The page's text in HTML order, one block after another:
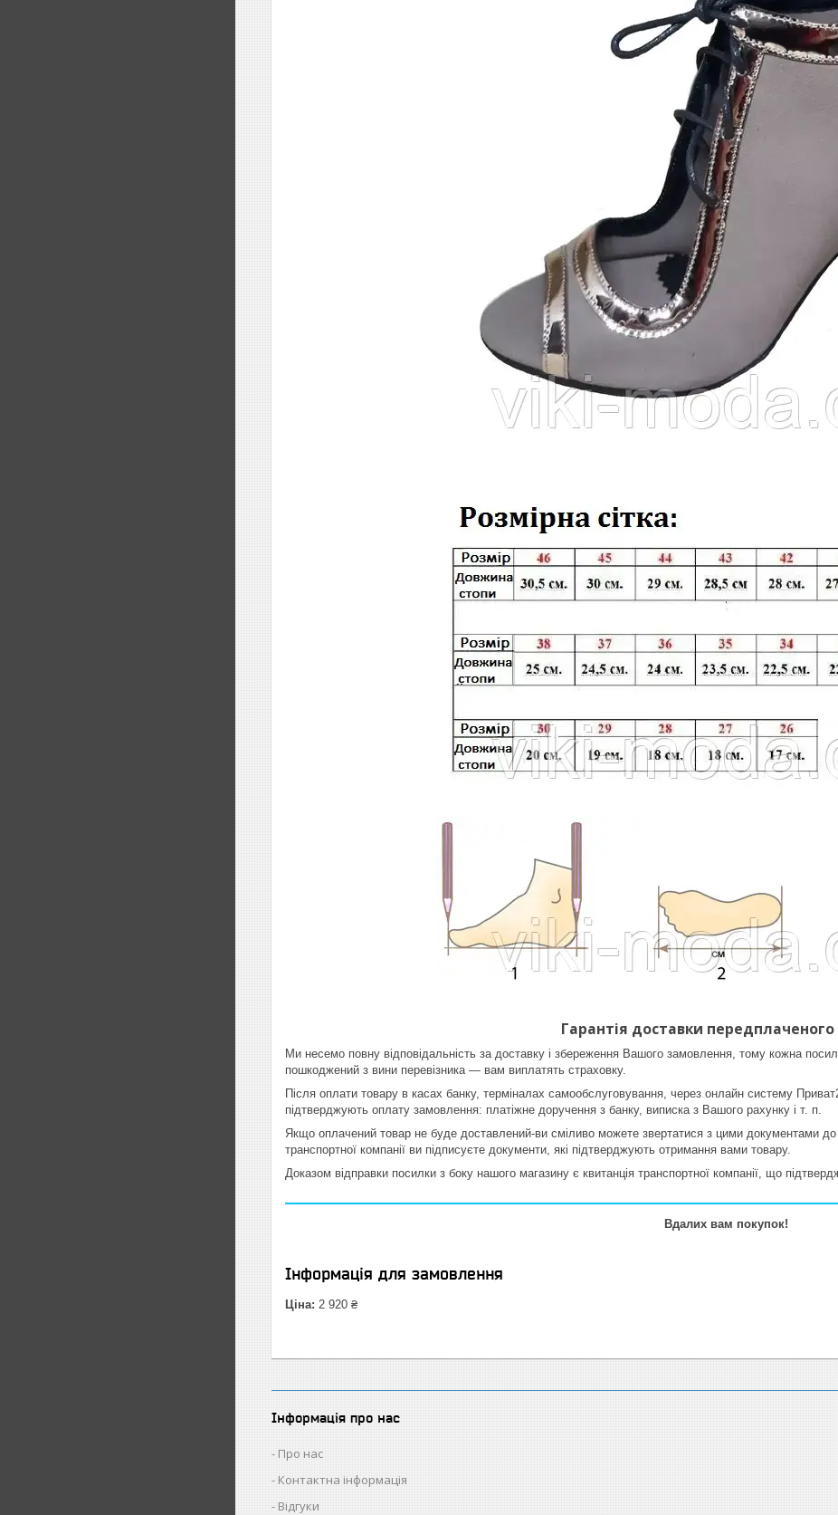
Гарантія доставки
Ми несемо повну відповідальність за доставку і збереження Вашого замовлення, тому кожна
пошкоджений з вини перевізника ― вам виплатять страховку.
Після оплати товару в касах банку, терміналах самообслуговування, через онлайн систему
підтверджують оплату замовлення: платіжне доручення з банку, виписка з Вашого рахунку і т. п.
Якщо оплачений товар не буде доставлений-ви сміливо можете звертатися з цими документами до
транспортної компанії ви підписуєте документи, які підтверджують отримання вами товару.
Доказом відправки посилки з боку нашого магазину є квитанція транспортної компанії, що
Вдалих вам покупок!
Інформація для замовлення
Ціна: 2 920 ₴
Інформація про нас
Про нас
Контактна інформація
Відгуки